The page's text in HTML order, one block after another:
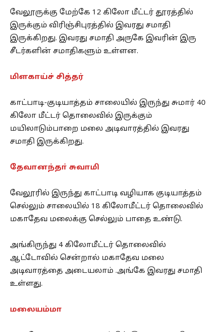
வேலூருக்கு மேற்கே 12 கிலோ மீட்டர் தூரத்தில்
இருக்கும் விரிஞ்சிபுரத்தில் இவரது சமாதி
இருக்கிறது. இவரது சமாதி அருகே இவரின் இரு
சீடர்களின் சமாதிகளும் உள்ளன.
மிளகாய்ச் சித்தர்
காட்பாடி-குடியாத்தம் சாலையில் இருந்து சுமார் 40
கிலோ மீட்டர் தொலைவில் இருக்கும்
மயிலாடும்பாறை மலை அடிவாரத்தில் இவரது
சமாதி இருக்கிறது.
தேவானந்தா் சுவாமி
வேலூரில் இருந்து காட்பாடி வழியாக குடியாத்தம்
செல்லும் சாலையில் 18 கிலோமீட்டர் தொலைவில்
மகாதேவ மலைக்கு செல்லும் பாதை உண்டு.
அங்கிருந்து 4 கிலோமீட்டர் தொலைவில்
ஆட்டோவில் சென்றால் மகாதேவ மலை
அடிவாரத்தை அடையலாம் .அங்கே இவரது சமாதி
உள்ளது.
மலையம்மா